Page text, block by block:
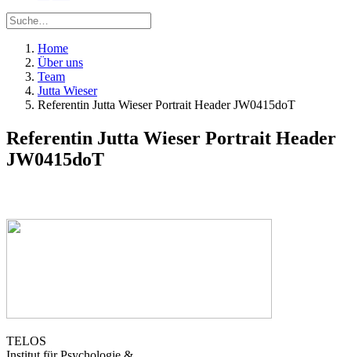
Home
Über uns
Team
Jutta Wieser
Referentin Jutta Wieser Portrait Header JW0415doT
Referentin Jutta Wieser Portrait Header
JW0415doT
TELOS